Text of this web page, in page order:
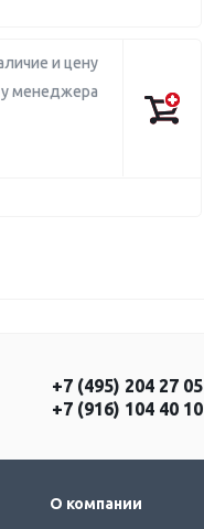
и цену
у менеджера
+7 (495) 204 27 05
+7 (916) 104 40 10
О компании